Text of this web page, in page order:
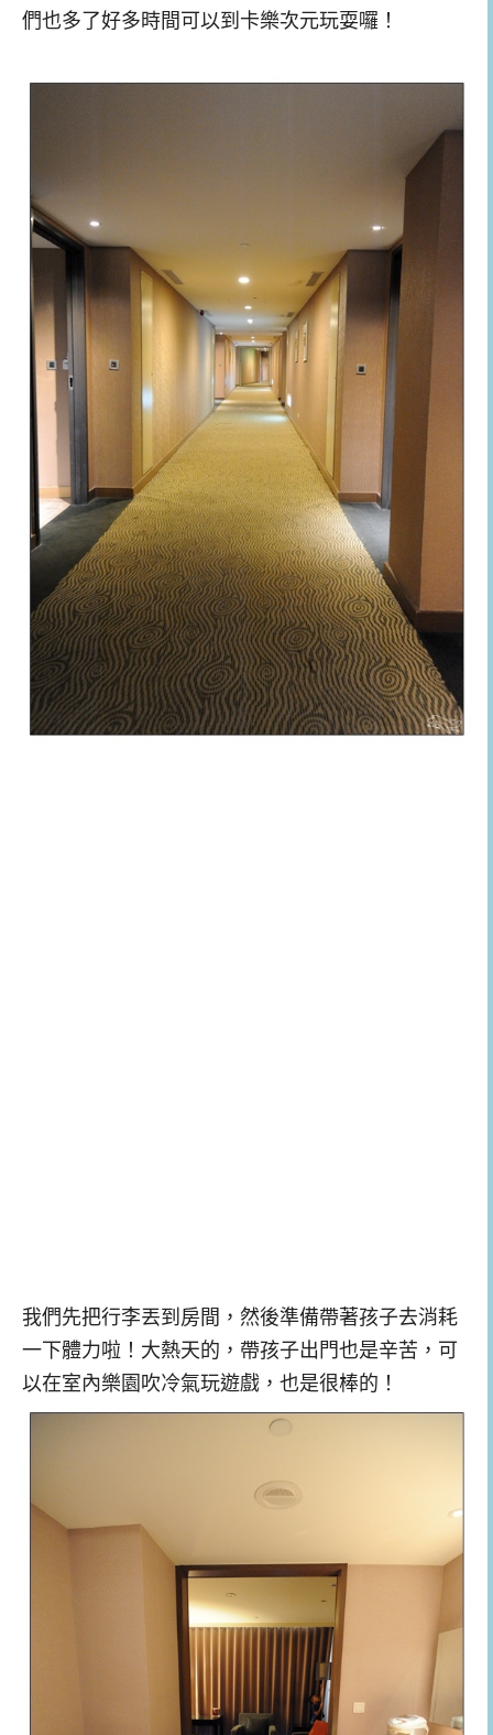
們也多了好多時間可以到卡樂次元玩耍囉！
我們先把行李丟到房間，然後準備帶著孩子去消耗
一下體力啦！大熱天的，帶孩子出門也是辛苦，可
以在室內樂園吹冷氣玩遊戲，也是很棒的！